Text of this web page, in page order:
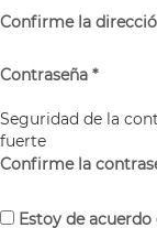
Confirme la
Contraseña *
Seguridad de la
fuerte
Confirme la
Estoy de acuerdo